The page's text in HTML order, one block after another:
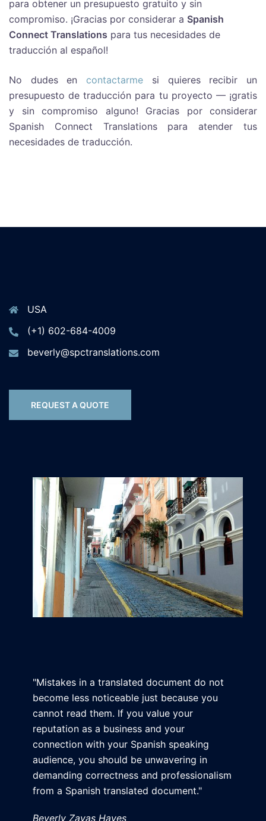
para obtener un presupuesto gratuito y sin
compromiso. ¡Gracias por considerar a Spanish
Connect Translations para tus necesidades de
traducción al español!
No dudes en contactarme si quieres recibir un
presupuesto de traducción para tu proyecto — ¡gratis
y sin compromiso alguno! Gracias por considerar
Spanish Connect Translations para atender tus
necesidades de traducción.
USA
(+1) 602-684-4009
beverly@spctranslations.com
REQUEST A QUOTE
"Mistakes in a translated document do not
become less noticeable just because you
cannot read them. If you value your
reputation as a business and your
connection with your Spanish speaking
audience, you should be unwavering in
demanding correctness and professionalism
from a Spanish translated document."
Beverly Zayas Hayes